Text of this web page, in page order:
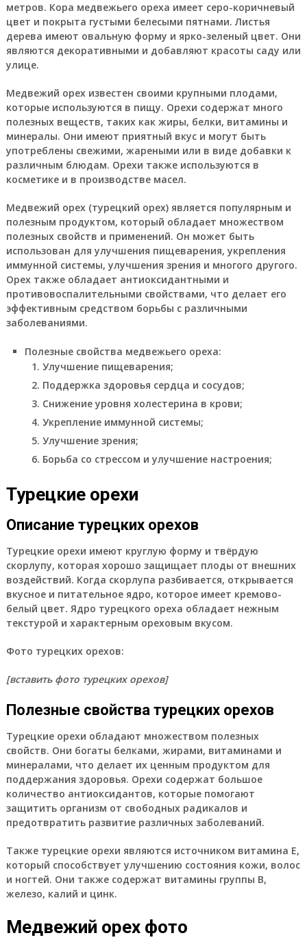
метров. Кора медвежьего ореха имеет серо-коричневый
цвет и покрыта густыми белесыми пятнами. Листья
дерева имеют овальную форму и ярко-зеленый цвет. Они
являются декоративными и добавляют красоты саду или
улице.
Медвежий орех известен своими крупными плодами,
которые используются в пищу. Орехи содержат много
полезных веществ, таких как жиры, белки, витамины и
минералы. Они имеют приятный вкус и могут быть
употреблены свежими, жареными или в виде добавки к
различным блюдам. Орехи также используются в
косметике и в производстве масел.
Медвежий орех (турецкий орех) является популярным и
полезным продуктом, который обладает множеством
полезных свойств и применений. Он может быть
использован для улучшения пищеварения, укрепления
иммунной системы, улучшения зрения и многого другого.
Орех также обладает антиоксидантными и
противовоспалительными свойствами, что делает его
эффективным средством борьбы с различными
заболеваниями.
Полезные свойства медвежьего ореха:
Улучшение пищеварения;
Поддержка здоровья сердца и сосудов;
Снижение уровня холестерина в крови;
Укрепление иммунной системы;
Улучшение зрения;
Борьба со стрессом и улучшение настроения;
Турецкие орехи
Описание турецких орехов
Турецкие орехи имеют круглую форму и твёрдую
скорлупу, которая хорошо защищает плоды от внешних
воздействий. Когда скорлупа разбивается, открывается
вкусное и питательное ядро, которое имеет кремово-
белый цвет. Ядро турецкого ореха обладает нежным
текстурой и характерным ореховым вкусом.
Фото турецких орехов:
[вставить фото турецких орехов]
Полезные свойства турецких орехов
Турецкие орехи обладают множеством полезных
свойств. Они богаты белками, жирами, витаминами и
минералами, что делает их ценным продуктом для
поддержания здоровья. Орехи содержат большое
количество антиоксидантов, которые помогают
защитить организм от свободных радикалов и
предотвратить развитие различных заболеваний.
Также турецкие орехи являются источником витамина Е,
который способствует улучшению состояния кожи, волос
и ногтей. Они также содержат витамины группы В,
железо, калий и цинк.
Медвежий орех фото